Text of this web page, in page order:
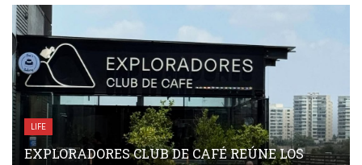
LIFE
EXPLORADORES CLUB DE CAFÉ REÚNE LOS